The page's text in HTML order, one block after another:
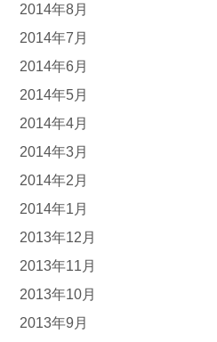
2014年8月
2014年7月
2014年6月
2014年5月
2014年4月
2014年3月
2014年2月
2014年1月
2013年12月
2013年11月
2013年10月
2013年9月